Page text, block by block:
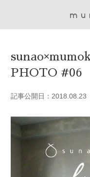
PHOTO #06
記事公開日：2018.08.23